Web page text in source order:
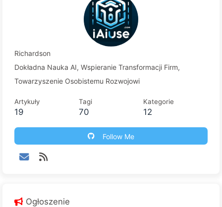
Richardson
Dokładna Nauka AI, Wspieranie Transformacji Firm,
Towarzyszenie Osobistemu Rozwojowi
Artykuły
19
Tagi
70
Kategorie
12
Follow Me
Ogłoszenie